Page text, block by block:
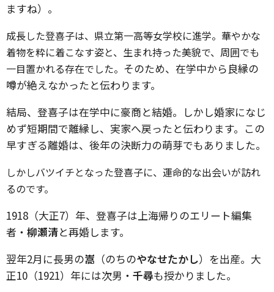
ますね）。
成長した登喜子は、県立第一高等女学校に進学。華やかな
着物を粋に着こなす姿と、生まれ持った美貌で、周囲でも
一目置かれる存在でした。 そのため、在学中から良縁の
噂が絶えなかったと伝わります。
結局、登喜子は在学中に豪商と結婚。しかし婚家になじ
めず短期間で離縁し、実家へ戻ったと伝わります。この
早すぎる離婚は、後年の決断力の萌芽でもありました。
しかしバツイチとなった登喜子に、運命的な出会いが訪れ
るのです。
1918（大正7）年、登喜子は上海帰りのエリート編集
者・ 柳瀬清と再婚します。
翌年2月に長男の嵩 （のちのやなせたかし）を出産。大
正10（1921）年には次男・ 千尋も授かりました。